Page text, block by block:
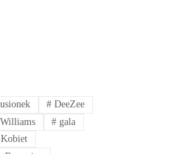
# DeeZee
# gala